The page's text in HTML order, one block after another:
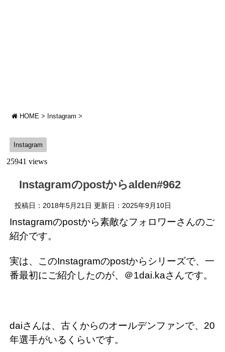
HOME > Instagram >
Instagram
25941 views
Instagramのpostからalden#962
投稿日：2018年5月21日 更新日： 2025年9月10日
Instagramのpostから素敵なフォロワーさんのご
紹介です。
実は、このInstagramのpostからシリーズで、一
番最初にご紹介したのが、＠1dai.kaさんです。
daiさんは、古くからのオールデンファンで、20
年選手がいるくらいです。